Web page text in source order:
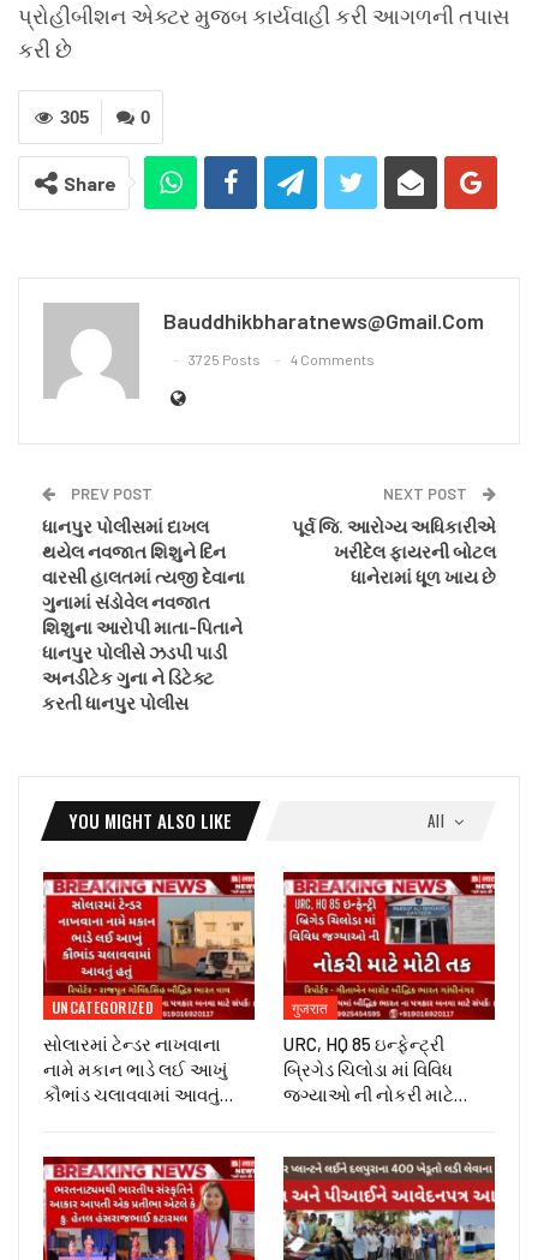
પ્રોહીબીશન એક્ટર મુજબ કાર્યવાહી કરી આગળની તપાસ
કરી છે
0
305
Share
Bauddhikbharatnews@gmail.com
3725 Posts 4 Comments
PREV POST
ધાનપુર પોલીસમાં દાખલ
થયેલ નવજાત શિશુને દિન
વારસી હાલતમાં ત્યજી દેવાના
ગુનામાં સંડોવેલ નવજાત
શિશુના આરોપી માતા-પિતાને
ધાનપુર પોલીસે ઝડપી પાડી
અનડીટેક ગુના ને ડિટેક્ટ
કરતી ધાનપુર પોલીસ
NEXT POST
પૂર્વ જિ. આરોગ્ય અધિકારીએ
ખરીદેલ ફાયરની બોટલ
ધાનેરામાં ધૂળ ખાય છે
All
YOU MIGHT ALSO LIKE
UNCATEGORIZED
સોલારમાં ટેન્ડર નાખવાના
નામે મકાન ભાડે લઈ આખું
કૌભાંડ ચલાવવામાં આવતું…
गुजरात
URC, HQ 85 ઇન્ફેન્ટ્રી
બ્રિગેડ ચિલોડા માં વિવિધ
જગ્યાઓ ની નોકરી માટે…